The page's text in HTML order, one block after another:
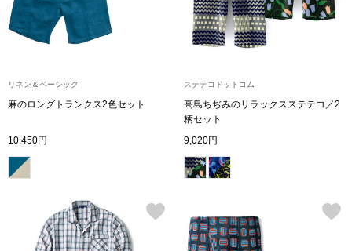
ン雑貨
スリップオン
リネン＆ベーシック
麻のロングトランクス2色セット
10,450円
ステテコドットコム
高島ちぢみのリラックスステテコ／2
柄セット
9,020円